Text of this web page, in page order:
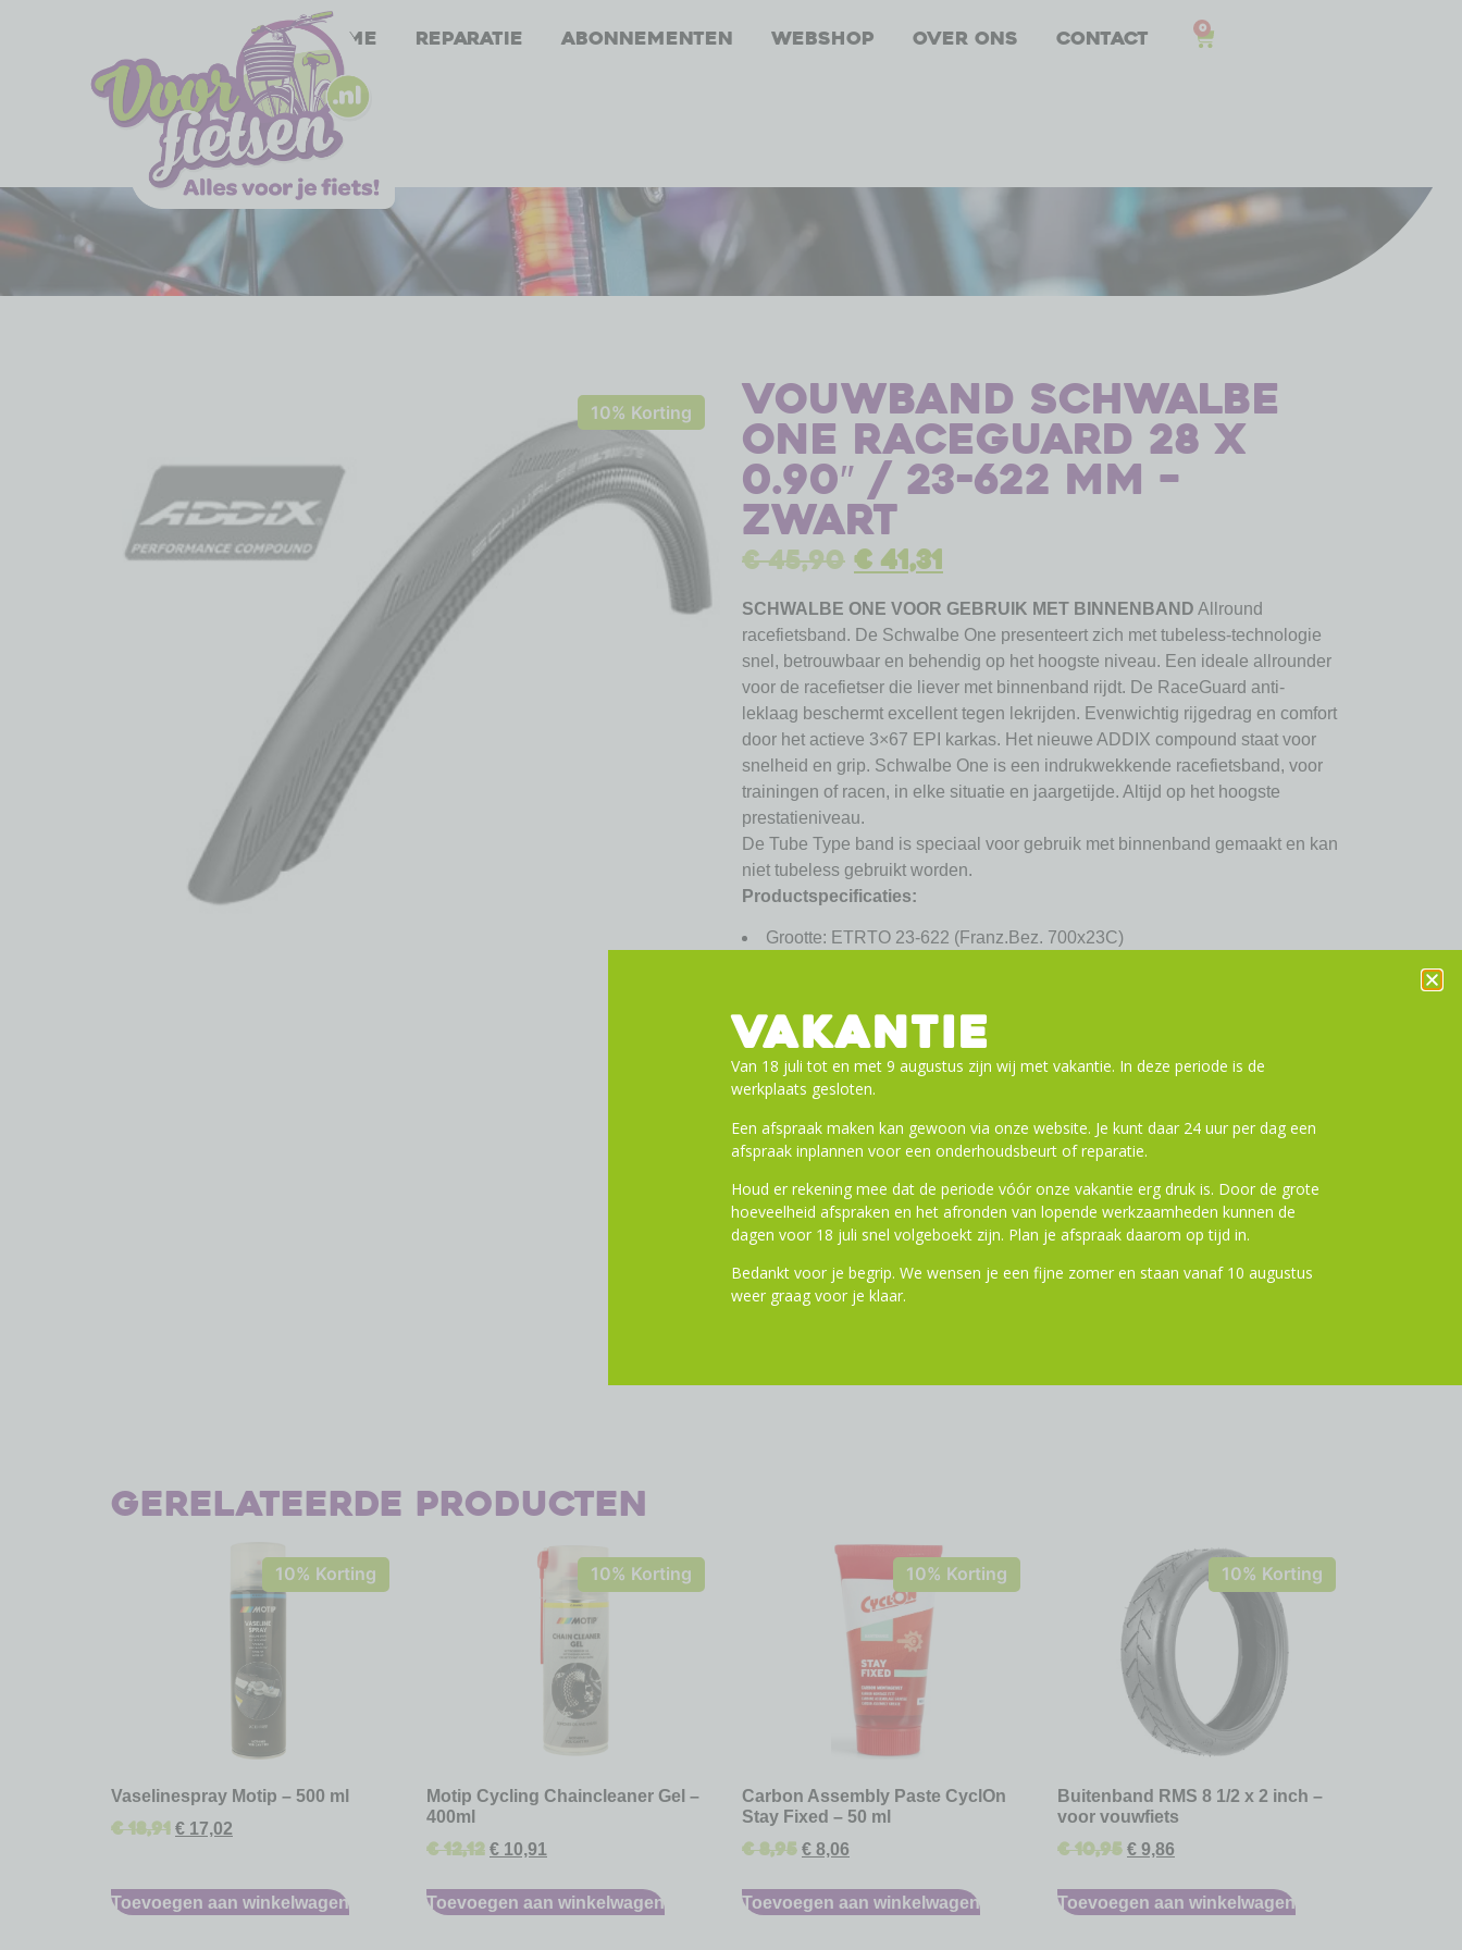
Home Reparatie Abonnementen Webshop Over ons Contact 0
10% Korting Vouwband Schwalbe
One RaceGuard 28 x
0.90″ / 23-622 mm –
zwart
€45,90 €41,31
SCHWALBE ONE VOOR GEBRUIK MET BINNENBAND Allround
racefietsband. De Schwalbe One presenteert zich met tubeless-technologie
snel, betrouwbaar en behendig op het hoogste niveau. Een ideale allrounder
voor de racefietser die liever met binnenband rijdt. De RaceGuard anti-
leklaag beschermt excellent tegen lekrijden. Evenwichtig rijgedrag en comfort
door het actieve 3×67 EPI karkas. Het nieuwe ADDIX compound staat voor
snelheid en grip. Schwalbe One is een indrukwekkende racefietsband, voor
trainingen of racen, in elke situatie en jaargetijde. Altijd op het hoogste
prestatieniveau.
De Tube Type band is speciaal voor gebruik met binnenband gemaakt en kan
niet tubeless gebruikt worden.
Productspecificaties:
Grootte: ETRTO 23-622 (Franz.Bez. 700x23C)
Uitvoering: RaceGuard
Kleur: Zwart
Skin: Lite
Gewicht: 225 g (8 oz)
Bandenspanning: 6.00 – 10.00 Bar (85 – 145 psi)
Max. belasting: 70 kg
Profiel: HS462A
Binnenbanden: 15, 20
Level 4 | RaceGuard
Dubbel weefsel onder het loopvlak. Ideale
lekbescherming als een band snel en licht moet zijn. 2 lagen gekruist
nylonweefsel, 67 EPI karkas.
Gerelateerde producten
10% Korting
Vaselinespray Motip – 500 ml
€18,91 € 17,02
Toevoegen aan winkelwagen
10% Korting
Motip Cycling Chaincleaner Gel –
400ml
€12,12 € 10,91
Toevoegen aan winkelwagen
10% Korting
Carbon Assembly Paste CyclOn
Stay Fixed – 50 ml
€8,95 € 8,06
Toevoegen aan winkelwagen
10% Korting
Buitenband RMS 8 1/2 x 2 inch –
voor vouwfiets
€10,95 € 9,86
Toevoegen aan winkelwagen
VAKANTIE
Van 18 juli tot en met 9 augustus zijn wij met vakantie. In deze periode is de
werkplaats gesloten.
Een afspraak maken kan gewoon via onze website. Je kunt daar 24 uur per dag een
afspraak inplannen voor een onderhoudsbeurt of reparatie.
Houd er rekening mee dat de periode vóór onze vakantie erg druk is. Door de grote
hoeveelheid afspraken en het afronden van lopende werkzaamheden kunnen de
dagen voor 18 juli snel volgeboekt zijn. Plan je afspraak daarom op tijd in.
Bedankt voor je begrip. We wensen je een fijne zomer en staan vanaf 10 augustus
weer graag voor je klaar.